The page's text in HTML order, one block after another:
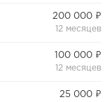
200 000 ₽
12 месяцев
100 000 ₽
12 месяцев
25 000 ₽